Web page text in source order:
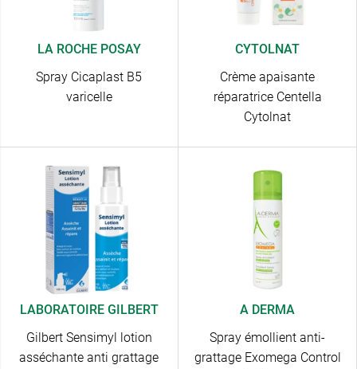
LA ROCHE POSAY
Spray Cicaplast B5
varicelle
CYTOLNAT
Crème apaisante
réparatrice Centella
Cytolnat
LABORATOIRE GILBERT
Gilbert Sensimyl lotion
asséchante anti grattage
A DERMA
Spray émollient anti-
grattage Exomega Control